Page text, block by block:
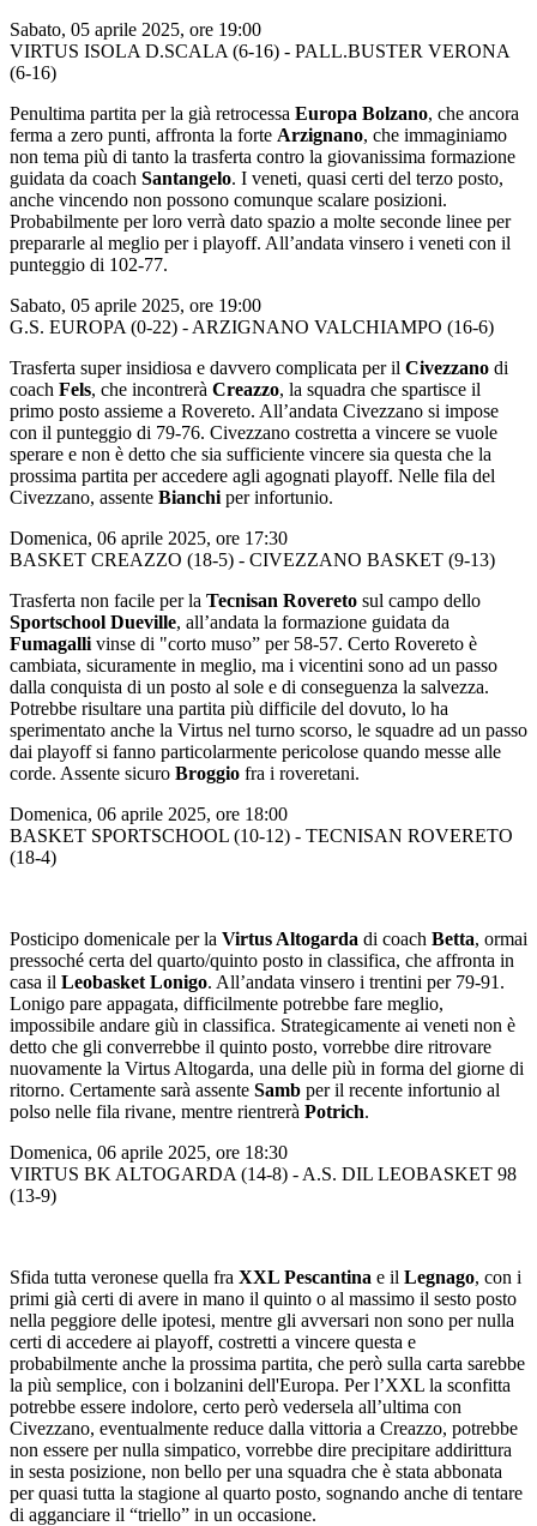
Sabato, 05 aprile 2025, ore 19:00
VIRTUS ISOLA D.SCALA (6-16) - PALL.BUSTER VERONA
(6-16)
Penultima partita per la già retrocessa Europa Bolzano, che ancora
ferma a zero punti, affronta la forte Arzignano, che immaginiamo
non tema più di tanto la trasferta contro la giovanissima formazione
guidata da coach Santangelo. I veneti, quasi certi del terzo posto,
anche vincendo non possono comunque scalare posizioni.
Probabilmente per loro verrà dato spazio a molte seconde linee per
prepararle al meglio per i playoff. All’andata vinsero i veneti con il
punteggio di 102-77.
Sabato, 05 aprile 2025, ore 19:00
G.S. EUROPA (0-22) - ARZIGNANO VALCHIAMPO (16-6)
Trasferta super insidiosa e davvero complicata per il Civezzano di
coach Fels, che incontrerà Creazzo, la squadra che spartisce il
primo posto assieme a Rovereto. All’andata Civezzano si impose
con il punteggio di 79-76. Civezzano costretta a vincere se vuole
sperare e non è detto che sia sufficiente vincere sia questa che la
prossima partita per accedere agli agognati playoff. Nelle fila del
Civezzano, assente Bianchi per infortunio.
Domenica, 06 aprile 2025, ore 17:30
BASKET CREAZZO (18-5) - CIVEZZANO BASKET (9-13)
Trasferta non facile per la Tecnisan Rovereto sul campo dello
Sportschool Dueville, all’andata la formazione guidata da
Fumagalli vinse di "corto muso” per 58-57. Certo Rovereto è
cambiata, sicuramente in meglio, ma i vicentini sono ad un passo
dalla conquista di un posto al sole e di conseguenza la salvezza.
Potrebbe risultare una partita più difficile del dovuto, lo ha
sperimentato anche la Virtus nel turno scorso, le squadre ad un passo
dai playoff si fanno particolarmente pericolose quando messe alle
corde. Assente sicuro Broggio fra i roveretani.
Domenica, 06 aprile 2025, ore 18:00
BASKET SPORTSCHOOL (10-12) - TECNISAN ROVERETO
(18-4)
Posticipo domenicale per la Virtus Altogarda di coach Betta, ormai
pressoché certa del quarto/quinto posto in classifica, che affronta in
casa il Leobasket Lonigo. All’andata vinsero i trentini per 79-91.
Lonigo pare appagata, difficilmente potrebbe fare meglio,
impossibile andare giù in classifica. Strategicamente ai veneti non è
detto che gli converrebbe il quinto posto, vorrebbe dire ritrovare
nuovamente la Virtus Altogarda, una delle più in forma del giorne di
ritorno. Certamente sarà assente Samb per il recente infortunio al
polso nelle fila rivane, mentre rientrerà Potrich.
Domenica, 06 aprile 2025, ore 18:30
VIRTUS BK ALTOGARDA (14-8) - A.S. DIL LEOBASKET 98
(13-9)
Sfida tutta veronese quella fra XXL Pescantina e il Legnago, con i
primi già certi di avere in mano il quinto o al massimo il sesto posto
nella peggiore delle ipotesi, mentre gli avversari non sono per nulla
certi di accedere ai playoff, costretti a vincere questa e
probabilmente anche la prossima partita, che però sulla carta sarebbe
la più semplice, con i bolzanini dell'Europa. Per l’XXL la sconfitta
potrebbe essere indolore, certo però vedersela all’ultima con
Civezzano, eventualmente reduce dalla vittoria a Creazzo, potrebbe
non essere per nulla simpatico, vorrebbe dire precipitare addirittura
in sesta posizione, non bello per una squadra che è stata abbonata
per quasi tutta la stagione al quarto posto, sognando anche di tentare
di agganciare il “triello” in un occasione.